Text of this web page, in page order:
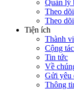
Quản lý
Theo
Theo
Tiện ích
Thành
Cộng
Tin tức
Về
Gửi yêu
Thông